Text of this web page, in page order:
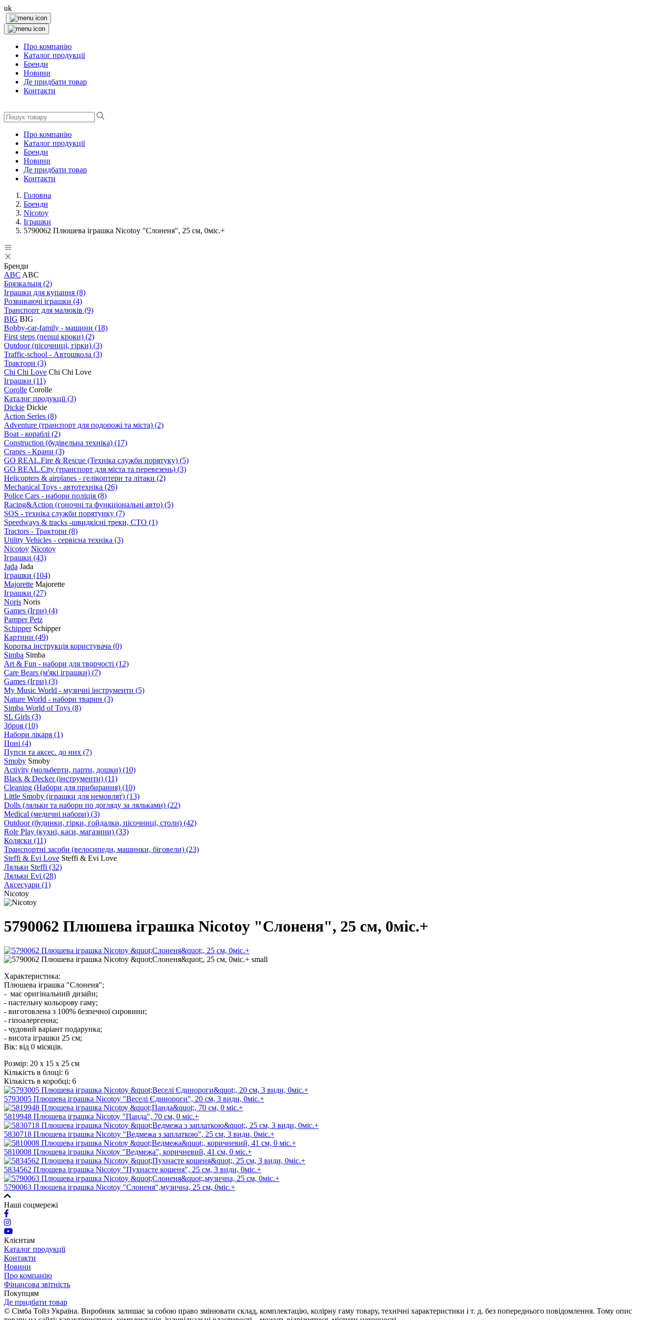
uk
Про компанію
Каталог продукції
Бренди
Новини
Де придбати товар
Контакти
Про компанію
Каталог продукції
Бренди
Новини
Де придбати товар
Контакти
Головна
Бренди
Nicotoy
Іграшки
5790062 Плюшева іграшка Nicotoy "Слоненя", 25 см, 0міс.+
Бренди
ABC ABC
Брязкальця (2)
Іграшки для купання (8)
Розвиваючі іграшки (4)
Транспорт для малюків (9)
BIG BIG
Bobby-car-family - машини (18)
First steps (перші кроки) (2)
Outdoor (пісочниці, гірки) (3)
Traffic-school - Автошкола (3)
Трактори (3)
Chi Chi Love Chi Chi Love
Іграшки (11)
Corolle Corolle
Каталог продукції(3)
Dickie Dickie
Action Series (8)
Adventure (транспорт для подорожі та міста) (2)
Boat - кораблі (2)
Construction (будівельна техніка) (17)
Cranes - Крани (3)
GO REAL.Fire & Rescue (Техніка служби порятуку) (5)
GO REAL.City (транспорт для міста та перевезень) (3)
Helicopters & airplanes - гелікоптери та літаки (2)
Mechanical Toys - автотехніка (26)
Police Cars - набори поліція (8)
Racing&Action (гоночні та функціональні авто) (5)
SOS - техніка служби порятунку (7)
Speedways & tracks -швидкісні треки, СТО (1)
Tractors - Трактори (8)
Utility Vehicles - сервісна техніка (3)
Nicotoy Nicotoy
Іграшки (43)
Jada Jada
Іграшки (104)
Majorette Majorette
Іграшки (27)
Noris Noris
Games (Ігри) (4)
Pamper Petz
Schipper Schipper
Картини (49)
Коротка інструкція користувача (0)
Simba Simba
Art & Fun - набори для творчості (12)
Care Bears (м'які іграшки) (7)
Games (Ігри) (3)
My Music World - музичні інструменти (5)
Nature World - набори тварин (3)
Simba World of Toys (8)
SL Girls (3)
Зброя (10)
Набори лікаря (1)
Поні (4)
Пупси та аксес. до них (7)
Smoby Smoby
Аctivity (мольберти, парти, дошки) (10)
Black & Decker (інструменти) (11)
Cleaning (Набори для прибирання) (10)
Little Smoby (іграшки для немовлят) (13)
Dolls (ляльки та набори по догляду за ляльками) (22)
Medical (медичні набори) (3)
Outdoor (будинки, гірки, гойдалки, пісочниці, столи) (42)
Role Play (кухні, каси, магазини) (33)
Коляски (11)
Транспортні засоби (велосипеди, машинки, біговели) (23)
Steffi & Evi Love Steffi & Evi Love
Ляльки Steffi (32)
Ляльки Evi (28)
Аксесуари (1)
Nicotoy
5790062 Плюшева іграшка Nicotoy "Слоненя", 25 см, 0міс.+
Характеристика:
Плюшева іграшка "Слоненя";
- має оригінальний дизайн;
- пастельну кольорову гаму;
- виготовлена з 100% безпечної сировини;
- гіпоалергенна;
- чудовий варіант подарунка;
- висота іграшки 25 см;
Вік: від 0 місяців.
Розмір: 20 x 15 x 25 см
Кількість в блоці: 6
Кількість в коробці: 6
5793005 Плюшева іграшка Nicotoy "Веселі Єдинороги", 20 см, 3 види, 0міс.+
5819948 Плюшева iгращка Niсоtоу "Панда", 70 см, 0 мic.+
5830718 Плюшева іграшка Nicotoy "Ведмежа з заплаткою", 25 см, 3 види, 0міс.+
5810008 Плюшева iграшка Niсоtоу "Ведмежа", коричневий, 41 см, 0 мic.+
5834562 Плюшева іграшка Nicotoy "Пухнасте кошеня", 25 см, 3 види, 0міс.+
5790063 Плюшева іграшка Nicotoy "Слоненя",музична, 25 см, 0міс.+
Наші соцмережі
Клієнтам
Каталог продукції
Контакти
Новини
Про компанію
Фінансова звітність
Покупцям
Де придбати товар
© Сімба Тойз Україна. Виробник залишає за собою право змінювати склад, комплектацію, колірну гаму товару, технічні характеристики і т. д. без попереднього повідомлення. Тому опис